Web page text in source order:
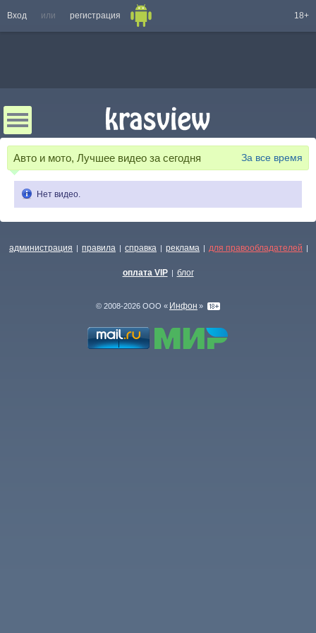
Вход или регистрация 18+
Авто и мото, Лучшее видео за сегодня За все время
Нет видео.
администрация | правила | справка | реклама | для правообладателей |
оплата VIP | блог
© 2008-2026 ООО « Инфон »